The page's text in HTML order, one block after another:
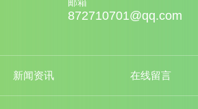
872710701@qq.com
新闻资讯 在线留言